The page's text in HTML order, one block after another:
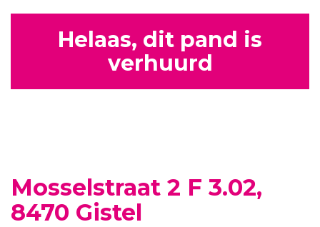
Helaas, dit pand is
verhuurd
Mosselstraat 2 F 3.02,
8470 Gistel